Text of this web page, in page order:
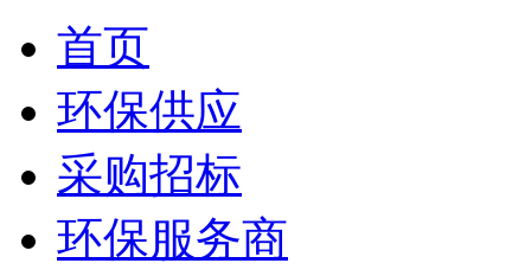
首页
环保供应
采购招标
环保服务商